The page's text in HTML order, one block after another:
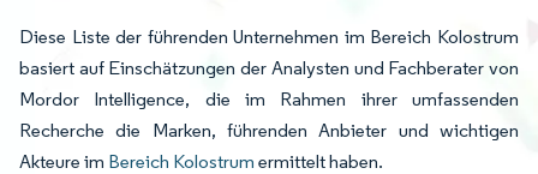
Diese Liste der führenden Unternehmen im Bereich Kolostrum
basiert auf Einschätzungen der Analysten und Fachberater von
Mordor Intelligence, die im Rahmen ihrer umfassenden
Recherche die Marken, führenden Anbieter und wichtigen
Akteure im Bereich Kolostrum ermittelt haben.